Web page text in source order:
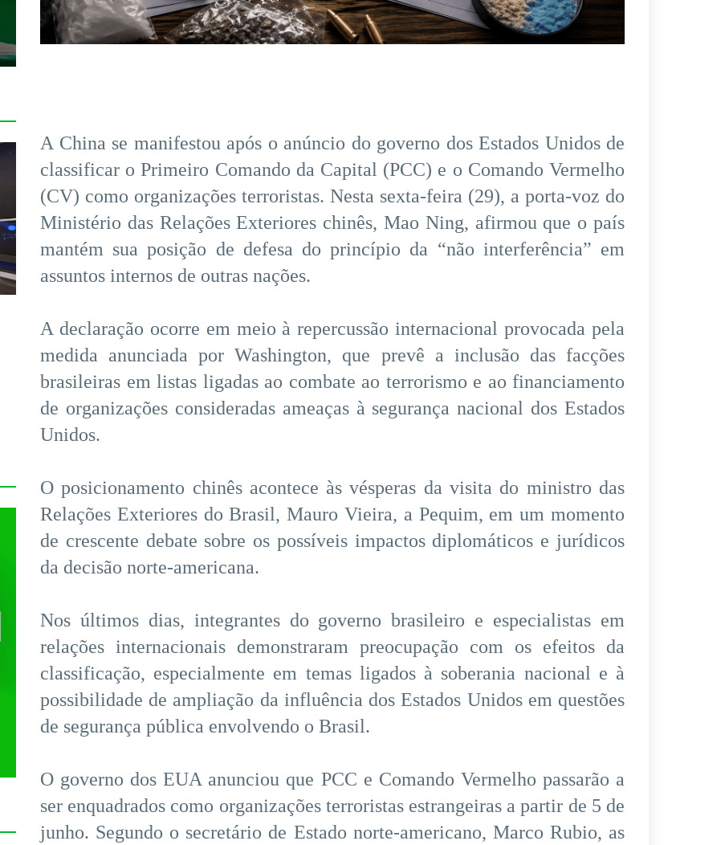
A China se manifestou após o anúncio do governo dos Estados Unidos de
classificar o Primeiro Comando da Capital (PCC) e o Comando Vermelho
(CV) como organizações terroristas. Nesta sexta-feira (29), a porta-voz do
Ministério das Relações Exteriores chinês, Mao Ning, afirmou que o país
mantém sua posição de defesa do princípio da “não interferência” em
assuntos internos de outras nações.
A declaração ocorre em meio à repercussão internacional provocada pela
medida anunciada por Washington, que prevê a inclusão das facções
brasileiras em listas ligadas ao combate ao terrorismo e ao financiamento
de organizações consideradas ameaças à segurança nacional dos Estados
Unidos.
O posicionamento chinês acontece às vésperas da visita do ministro das
Relações Exteriores do Brasil, Mauro Vieira, a Pequim, em um momento
de crescente debate sobre os possíveis impactos diplomáticos e jurídicos
da decisão norte-americana.
Nos últimos dias, integrantes do governo brasileiro e especialistas em
relações internacionais demonstraram preocupação com os efeitos da
classificação, especialmente em temas ligados à soberania nacional e à
possibilidade de ampliação da influência dos Estados Unidos em questões
de segurança pública envolvendo o Brasil.
O governo dos EUA anunciou que PCC e Comando Vermelho passarão a
ser enquadrados como organizações terroristas estrangeiras a partir de 5 de
junho. Segundo o secretário de Estado norte-americano, Marco Rubio, as